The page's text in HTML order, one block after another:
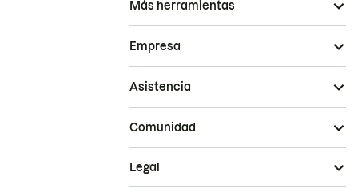
Más herramientas
Empresa
Asistencia
Comunidad
Legal